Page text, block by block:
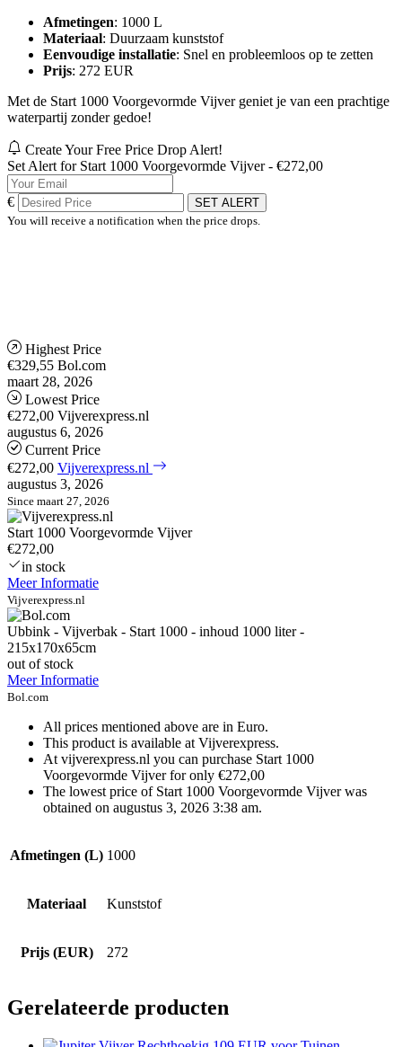
Afmetingen: 1000 L
Materiaal: Duurzaam kunststof
Eenvoudige installatie: Snel en probleemloos op te zetten
Prijs: 272 EUR
Met de Start 1000 Voorgevormde Vijver geniet je van een prachtige
waterpartij zonder gedoe!
Create Your Free Price Drop Alert!
Set Alert for Start 1000 Voorgevormde Vijver - €272,00
€
SET ALERT
You will receive a notification when the price drops.
Highest Price
€329,55 Bol.com
maart 28, 2026
Lowest Price
€272,00 Vijverexpress.nl
augustus 6, 2026
Current Price
€272,00 Vijverexpress.nl
augustus 3, 2026
Since maart 27, 2026
Start 1000 Voorgevormde Vijver
€272,00
in stock
Meer Informatie
Vijverexpress.nl
Ubbink - Vijverbak - Start 1000 - inhoud 1000 liter -
215x170x65cm
out of stock
Meer Informatie
Bol.com
All prices mentioned above are in Euro.
This product is available at Vijverexpress.
At vijverexpress.nl you can purchase Start 1000
Voorgevormde Vijver for only €272,00
The lowest price of Start 1000 Voorgevormde Vijver was
obtained on augustus 3, 2026 3:38 am.
Afmetingen (L) 1000
Materiaal Kunststof
Prijs (EUR) 272
Gerelateerde producten